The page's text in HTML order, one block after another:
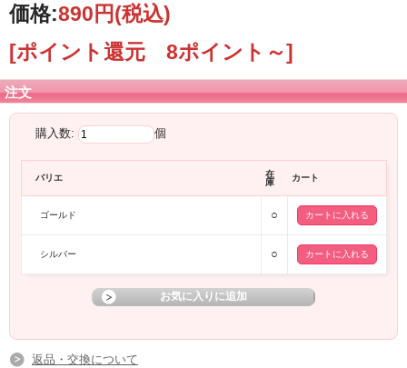
価格:890円(税込)
[ポイント還元 8ポイント～]
注文
購入数: 個
バリエ
在
庫
カート
ゴールド ○
シルバー ○
返品・交換について